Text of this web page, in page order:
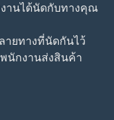
านได้นัดกับทางคุณ
ายทางที่นัดกันไว้
นักงานส่งสินค้า